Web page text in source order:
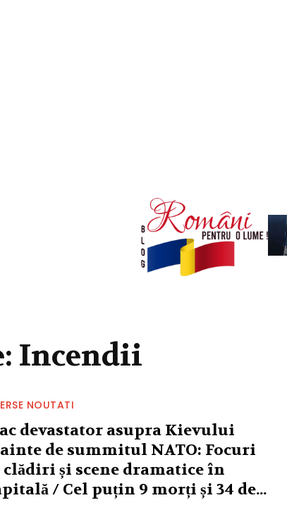
Incendii
NOUTATI
devastator asupra Kievului
de summitul NATO: Focuri
și scene dramatice în
/ Cel puțin 9 morți și 34 de...